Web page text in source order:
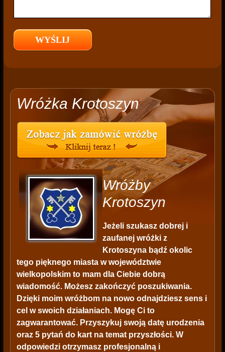
Wróżka Krotoszyn
Wróżby
Krotoszyn
Jeżeli szukasz dobrej i
zaufanej wróżki z
Krotoszyna bądź okolic
tego pięknego miasta w województwie
wielkopolskim to mam dla Ciebie dobrą
wiadomość. Możesz zakończyć poszukiwania.
Dzięki moim wróżbom na nowo odnajdziesz sens i
cel w swoich działaniach. Mogę Ci to
zagwarantować. Przyszykuj swoją datę urodzenia
oraz 5 pytań do kart na temat przyszłości. W
odpowiedzi otrzymasz profesjonalną i